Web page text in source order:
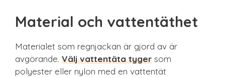
Material och vattentäthet
Materialet som regnjackan är gjord av är
avgörande. Välj vattentäta tyger som
polyester eller nylon med en vattentät